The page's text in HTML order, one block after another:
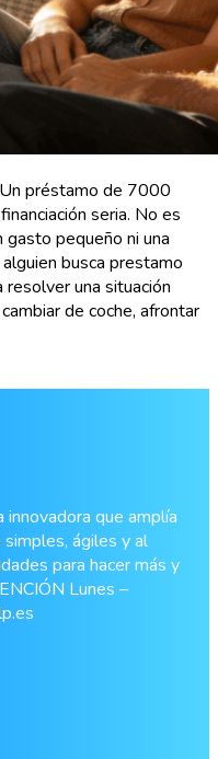
préstamo de 7000
seria. No es
gasto pequeño ni una
busca prestamo
una situación
de coche, afrontar
que amplía
ágiles y al
para hacer más y
Lunes –